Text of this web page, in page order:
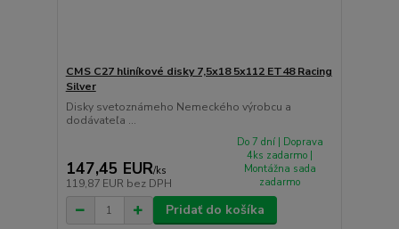
CMS C27 hliníkové disky 7,5x18 5x112 ET48 Racing
Silver
Disky svetoznámeho Nemeckého výrobcu a
dodávateľa ...
147,45 EUR/ks
119,87 EUR bez DPH
Do 7 dní | Doprava
4ks zadarmo |
Montážna sada
zadarmo
Pridať do košíka